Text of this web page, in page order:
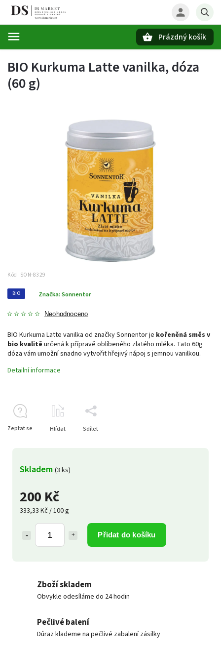
Prázdný košík
BIO Kurkuma Latte vanilka, dóza
(60 g)
Kód: SON-8329
BIO
Neohodnoceno
Značka: Sonnentor
200 Kč
333,33 Kč / 100 g
Přidat do košíku
Skladem (3 ks)
BIO Kurkuma Latte vanilka od značky Sonnentor je kořeněná směs v
bio kvalitě určená k přípravě oblíbeného zlatého mléka. Tato 60g
dóza vám umožní snadno vytvořit hřejivý nápoj s jemnou vanilkou.
Detailní informace
Zeptat se Hlídat Sdílet
Zboží skladem
Obvykle odesíláme do 24 hodin
Pečlivé balení
Důraz klademe na pečlivé zabalení zásilky